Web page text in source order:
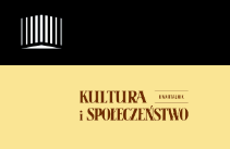
Przejdź do głównego menu
Przejdź do sekcji głównej
Przejdź do stopki